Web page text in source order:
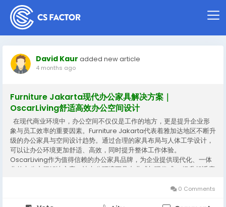
David Kaur added new article
4 months ago
Furniture Jakarta现代办公家具解决方案｜
OscarLiving舒适高效办公空间设计
在现代商业环境中，办公空间不仅仅是工作的地方，更是提升企业形
象与员工效率的重要因素。Furniture Jakarta代表着雅加达地区不断升
级的办公家具与空间设计趋势。通过合理的家具布局与人体工学设计，
可以让办公环境更加舒适、高效，同时提升整体工作体验。
OscarLiving作为值得信赖的办公家具品牌，为企业提供现代化、一体
化的办公空间解决方案，让办公环境更具专业感与现代感。 提升舒适度
响。Furniture Jakarta在设计趋势上越来越注重人体工学，例如可调节
0 Comments